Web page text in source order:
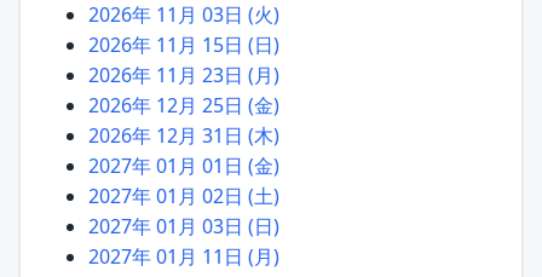
2026年 11月 03日 (火)
2026年 11月 15日 (日)
2026年 11月 23日 (月)
2026年 12月 25日 (金)
2026年 12月 31日 (木)
2027年 01月 01日 (金)
2027年 01月 02日 (土)
2027年 01月 03日 (日)
2027年 01月 11日 (月)